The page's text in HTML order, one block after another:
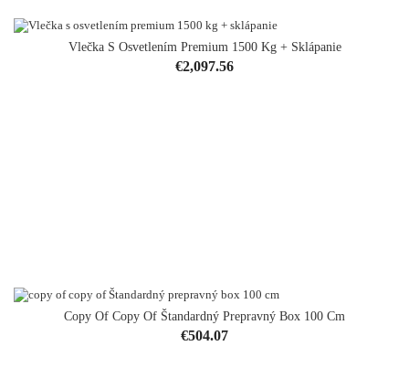
Vlečka S Osvetlením Premium 1500 Kg + Sklápanie
Price
€2,097.56
Copy Of Copy Of Štandardný Prepravný Box 100 Cm
Price
€504.07